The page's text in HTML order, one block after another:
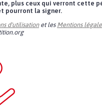
plus ceux qui verront cette
pourront la signer.
d'utilisationet les Mentions